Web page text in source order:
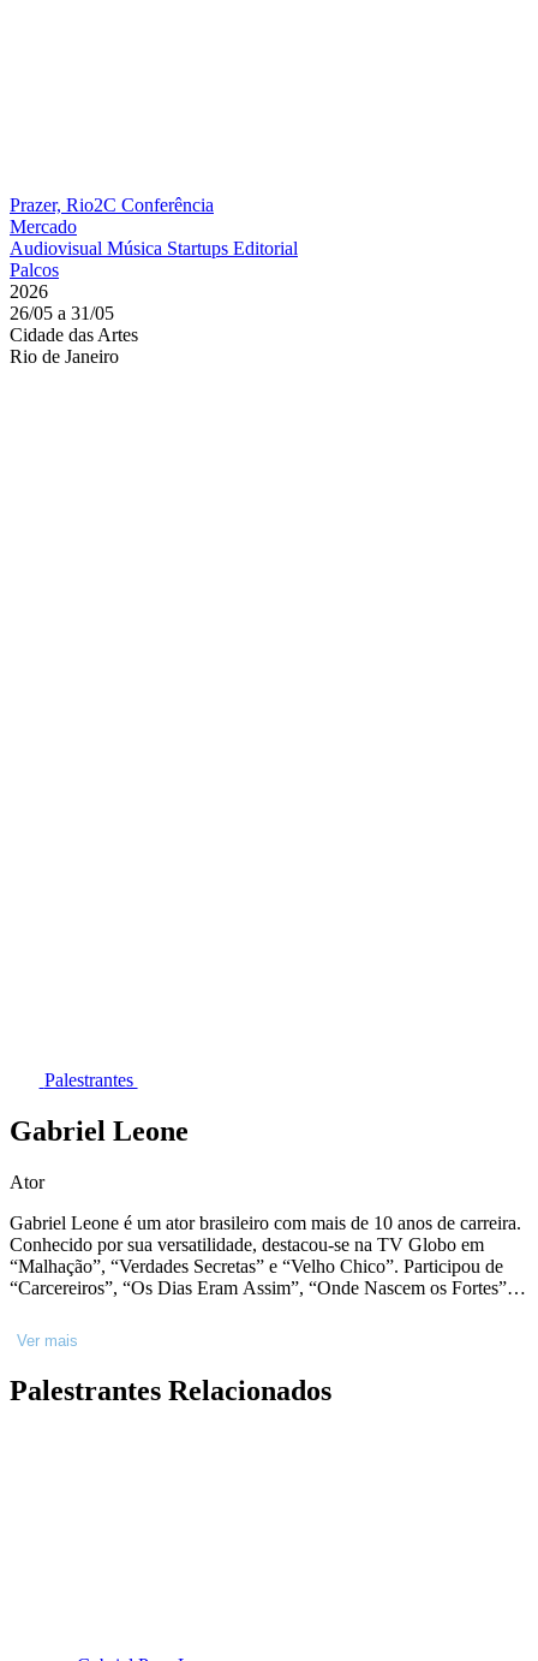
Prazer, Rio2C Conferência
Mercado
Audiovisual Música Startups Editorial
Palcos
2026
26/05 a 31/05
Cidade das Artes
Rio de Janeiro
Palestrantes
Gabriel Leone
Ator
Gabriel Leone é um ator brasileiro com mais de 10 anos de carreira.
Conhecido por sua versatilidade, destacou-se na TV Globo em
“Malhação”, “Verdades Secretas” e “Velho Chico”. Participou de
“Carcereiros”, “Os Dias Eram Assim”, “Onde Nascem os Fortes” e
“Garoto” e atuou em “Minha Fama de Mau”, “Piedade”, “Eduardo
e Mônica”, “Alemão 2” e “Meu Álbum de Amores”. Tem os longas
série “Dom” no Prime Video. Atualmente, interpretou Alfonso de
Ver mais
Palestrantes Relacionados